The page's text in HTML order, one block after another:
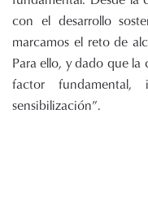
con el desarrollo
marcamos el reto de
Para ello, y dado que
factor fundamental,
sensibilización”.